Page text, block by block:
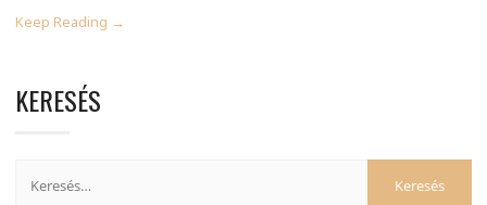
Keep Reading →
KERESÉS